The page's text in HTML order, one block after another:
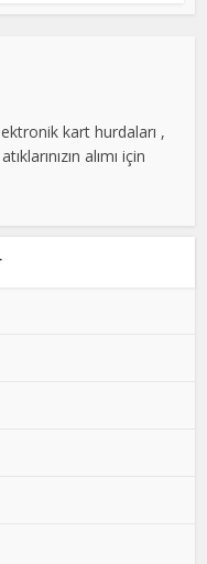
kart hurdaları ,
alımı için